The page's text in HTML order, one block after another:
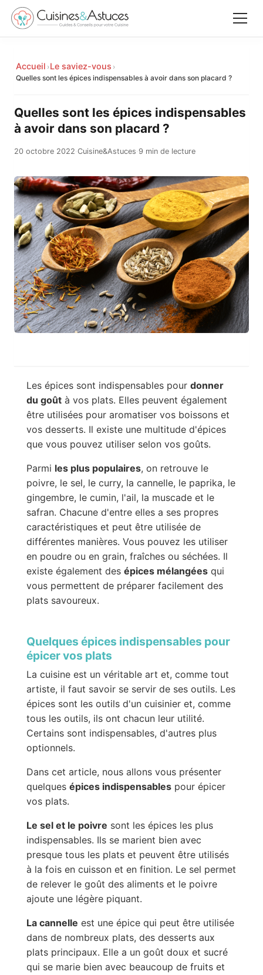
Équipements
Astuces
Rechercher
Facebook
Accueil ›Le saviez-vous ›
Quelles sont les épices indispensables à avoir dans son placard ?
Quelles sont les épices indispensables
à avoir dans son placard ?
20 octobre 2022·Cuisine&Astuces· 9 min de lecture
Les épices sont indispensables pour donner
du goûtà vos plats. Elles peuvent également
être utilisées pour aromatiser vos boissons et
vos desserts. Il existe une multitude d'épices
que vous pouvez utiliser selon vos goûts.
Parmi les plus populaires, on retrouve le
poivre, le sel, le curry, la cannelle, le paprika, le
gingembre, le cumin, l'ail, la muscade et le
safran. Chacune d'entre elles a ses propres
caractéristiques et peut être utilisée de
différentes manières. Vous pouvez les utiliser
en poudre ou en grain, fraîches ou séchées. Il
existe également des épices mélangéesqui
vous permettent de préparer facilement des
plats savoureux.
Quelques épices indispensables pour
épicer vos plats
La cuisine est un véritable art et, comme tout
artiste, il faut savoir se servir de ses outils. Les
épices sont les outils d'un cuisinier et, comme
tous les outils, ils ont chacun leur utilité.
Certains sont indispensables, d'autres plus
optionnels.
Dans cet article, nous allons vous présenter
quelques épices indispensablespour épicer
vos plats.
Le sel et le poivre sont les épices les plus
indispensables. Ils se marient bien avec
presque tous les plats et peuvent être utilisés
à la fois en cuisson et en finition. Le sel permet
de relever le goût des aliments et le poivre
ajoute une légère piquant.
La cannelle est une épice qui peut être utilisée
dans de nombreux plats, des desserts aux
plats principaux. Elle a un goût doux et sucré
qui se marie bien avec beaucoup de fruits et